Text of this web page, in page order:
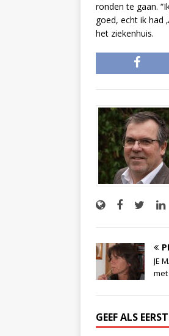
ronden te gaan.
goed, echt ik had
het ziekenhuis.
JE
GEEF ALS